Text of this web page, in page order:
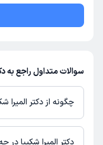
سوالات متداول راجع به
چگونه از دکتر المیرا
در صورتی کهدکتر المیرا
دکترتو باشند، می‌توانید از
دکتر المیرا شکیبا